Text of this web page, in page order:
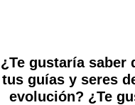
¿Te gustaría saber
tus guías y seres
evolución? ¿Te